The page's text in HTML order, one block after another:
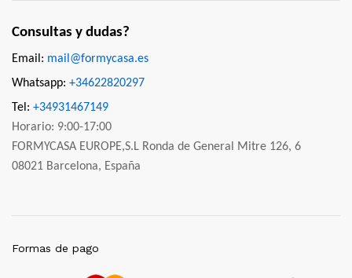
Consultas y dudas?
Email: mail@formycasa.es
Whatsapp: +34622820297
Tel: +34931467149
Horario: 9:00-17:00
FORMYCASA EUROPE,S.L Ronda de General Mitre 126, 6
08021 Barcelona, España
Formas de pago